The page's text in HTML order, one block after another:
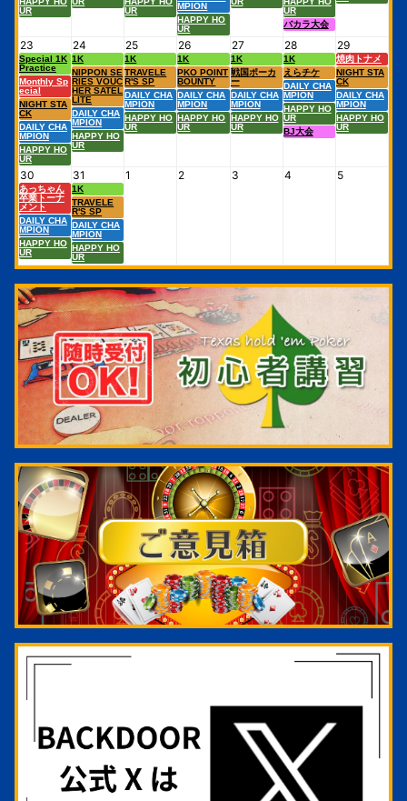
UR
UR
MPION
HAPPY HO
UR
UR
バカラ大会
23
Special 1K
Practice
Monthly Sp
ecial
NIGHT STA
CK
DAILY CHA
MPION
HAPPY HO
UR
24
1K
NIPPON SE
RIES VOUC
HER SATEL
LITE
DAILY CHA
MPION
HAPPY HO
UR
25
1K
TRAVELE
R'S SP
DAILY CHA
MPION
HAPPY HO
UR
26
1K
PKO POINT
BOUNTY
DAILY CHA
MPION
HAPPY HO
UR
27
1K
戦国ポーカ
ー
DAILY CHA
MPION
HAPPY HO
UR
28
1K
えらチケ
DAILY CHA
MPION
HAPPY HO
UR
BJ大会
29
焼肉トナメ
NIGHT STA
CK
DAILY CHA
MPION
HAPPY HO
UR
30
あっちゃん
卒業トーナ
メント
DAILY CHA
MPION
HAPPY HO
UR
31
1K
TRAVELE
R'S SP
DAILY CHA
MPION
HAPPY HO
UR
1 2 3 4 5